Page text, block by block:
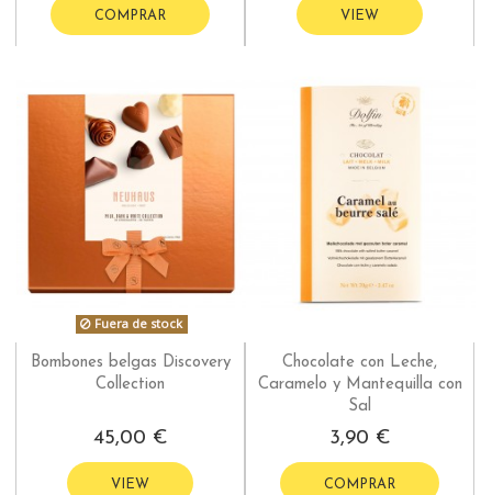
COMPRAR VIEW
Fuera de stock
Bombones belgas Discovery
Collection
45,00 €
VIEW
Chocolate con Leche,
Caramelo y Mantequilla con
Sal
3,90 €
COMPRAR